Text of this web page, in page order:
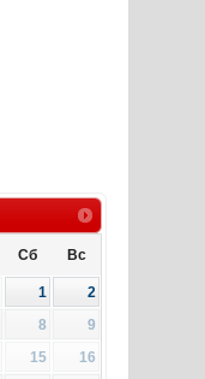
Сб Вс
1
2
8
9
15
16